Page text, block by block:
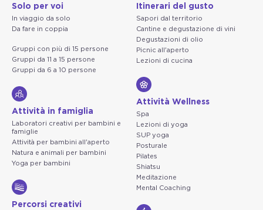
Solo per voi
In viaggio da solo
Da fare in coppia
Gruppi con più di 15 persone
Gruppi da 11 a 15 persone
Gruppi da 6 a 10 persone
Attività in famiglia
Laboratori creativi per bambini e
famiglie
Attività per bambini all'aperto
Natura e animali per bambini
Yoga per bambini
Percorsi creativi
Itinerari del gusto
Sapori dal territorio
Cantine e degustazione di vini
Degustazioni di olio
Picnic all'aperto
Lezioni di cucina
Attività Wellness
Spa
Lezioni di yoga
SUP yoga
Posturale
Pilates
Shiatsu
Meditazione
Mental Coaching